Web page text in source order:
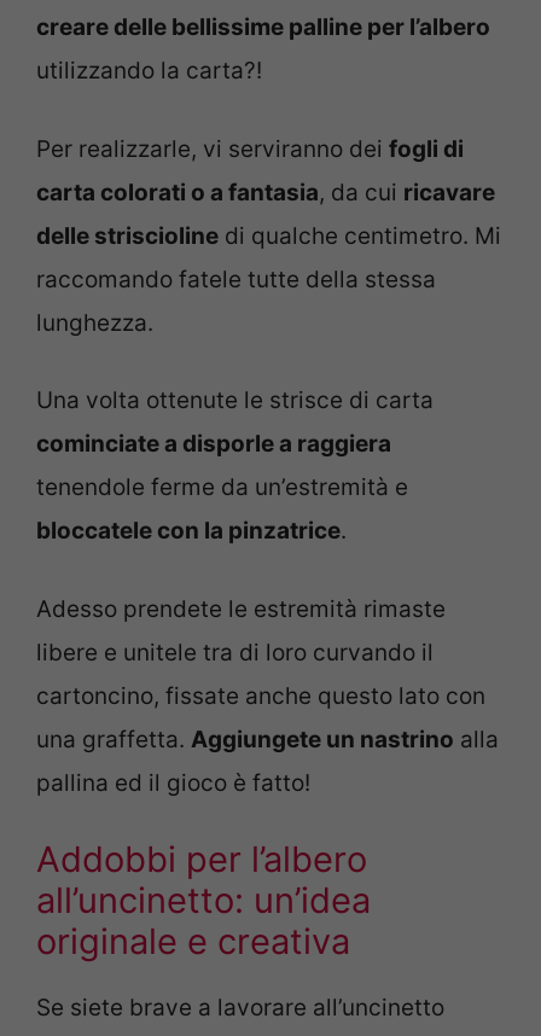
creare delle bellissime palline per l’albero
utilizzando la carta?!
Per realizzarle, vi serviranno dei fogli di
carta colorati o a fantasia, da cui ricavare
delle striscioline di qualche centimetro. Mi
raccomando fatele tutte della stessa
lunghezza.
Una volta ottenute le strisce di carta
cominciate a disporle a raggiera
tenendole ferme da un’estremità e
bloccatele con la pinzatrice.
Adesso prendete le estremità rimaste
libere e unitele tra di loro curvando il
cartoncino, fissate anche questo lato con
una graffetta. Aggiungete un nastrino alla
pallina ed il gioco è fatto!
Addobbi per l’albero
all’uncinetto: un’idea
originale e creativa
Se siete brave a lavorare all’uncinetto